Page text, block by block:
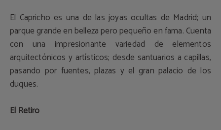
El Capricho es una de las joyas ocultas de Madrid; un
parque grande en belleza pero pequeño en fama. Cuenta
con una impresionante variedad de elementos
arquitectónicos y artísticos; desde santuarios a capillas,
pasando por fuentes, plazas y el gran palacio de los
duques.
El Retiro